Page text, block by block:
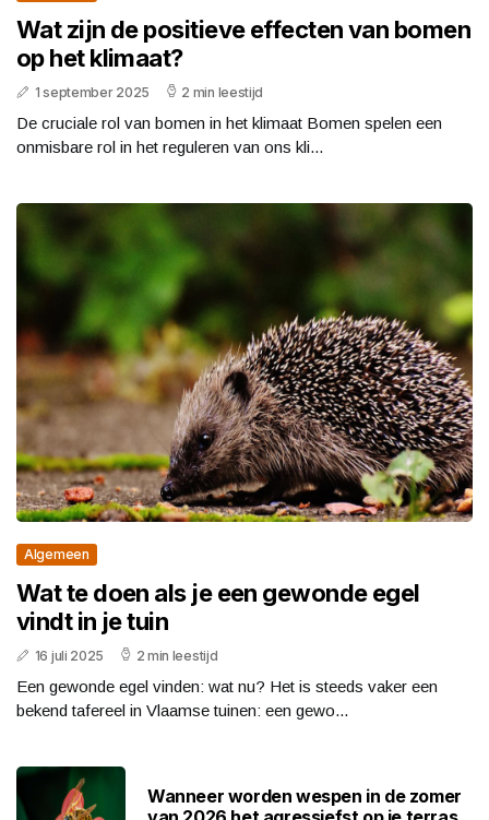
Wat zijn de positieve effecten van bomen
op het klimaat?
1 september 2025 2 min leestijd
De cruciale rol van bomen in het klimaat Bomen spelen een
onmisbare rol in het reguleren van ons kli...
Algemeen
Wat te doen als je een gewonde egel
vindt in je tuin
16 juli 2025 2 min leestijd
Een gewonde egel vinden: wat nu? Het is steeds vaker een
bekend tafereel in Vlaamse tuinen: een gewo...
Wanneer worden wespen in de zomer